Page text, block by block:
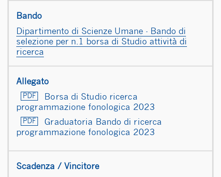
Dipartimento di Scienze Umane - Bando di
selezione per n.1 borsa di Studio attività di
ricerca
Borsa di Studio ricerca
programmazione fonologica 2023
Graduatoria Bando di ricerca
programmazione fonologica 2023